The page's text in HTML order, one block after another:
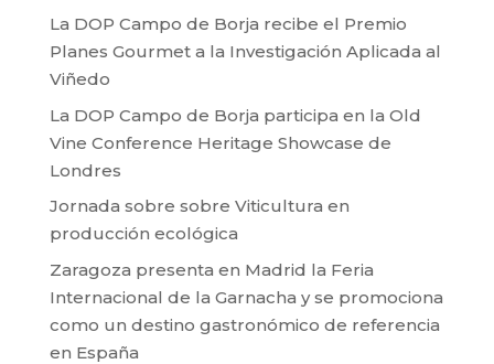
La DOP Campo de Borja recibe el Premio
Planes Gourmet a la Investigación Aplicada al
Viñedo
La DOP Campo de Borja participa en la Old
Vine Conference Heritage Showcase de
Londres
Jornada sobre sobre Viticultura en
producción ecológica
Zaragoza presenta en Madrid la Feria
Internacional de la Garnacha y se promociona
como un destino gastronómico de referencia
en España